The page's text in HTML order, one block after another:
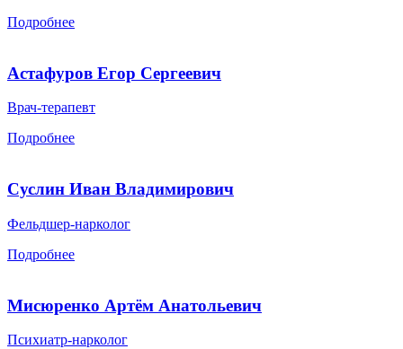
Подробнее
Астафуров Егор Сергеевич
Врач-терапевт
Подробнее
Суслин Иван Владимирович
Фельдшер-нарколог
Подробнее
Мисюренко Артём Анатольевич
Психиатр-нарколог